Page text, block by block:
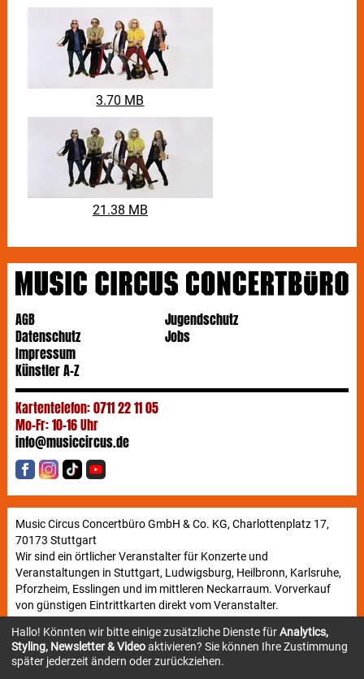
3.70 MB
21.38 MB
AGB
Datenschutz
Impressum
Jugendschutz
Jobs
Künstler A-Z
Kartentelefon: 0711 22 11 05
Mo-Fr: 10-16 Uhr
info@musiccircus.de
Music Circus Concertbüro GmbH & Co. KG, Charlottenplatz 17,
70173 Stuttgart
Wir sind ein örtlicher Veranstalter für Konzerte und
Veranstaltungen in Stuttgart, Ludwigsburg, Heilbronn, Karlsruhe,
Pforzheim, Esslingen und im mittleren Neckarraum. Vorverkauf
von günstigen Eintrittkarten direkt vom Veranstalter.
Newsletter
Hallo! Könnten wir bitte einige zusätzliche Dienste fürAnalytics,
Styling, Newsletter & Videoaktivieren? Sie können Ihre Zustimmung
später jederzeit ändern oder zurückziehen.